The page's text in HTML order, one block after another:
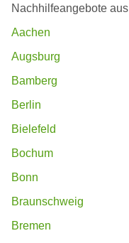
Nachhilfeangebote aus
Aachen
Augsburg
Bamberg
Berlin
Bielefeld
Bochum
Bonn
Braunschweig
Bremen